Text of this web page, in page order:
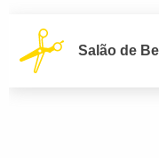
Salão de